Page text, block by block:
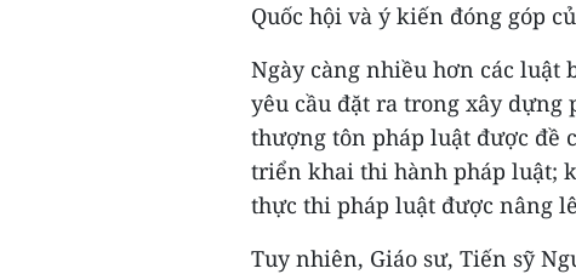
Quốc hội và ý kiến đóng góp
Ngày càng nhiều hơn các
yêu cầu đặt ra trong xây
thượng tôn pháp luật được đề
triển khai thi hành pháp luật;
thực thi pháp luật được nâng
Tuy nhiên, Giáo sư, Tiến sỹ